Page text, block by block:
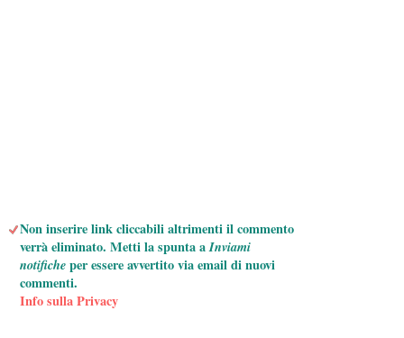
Non inserire link cliccabili altrimenti il commento
verrà eliminato. Metti la spunta aInviami
notificheper essere avvertito via email di nuovi
commenti.
Info sulla Privacy